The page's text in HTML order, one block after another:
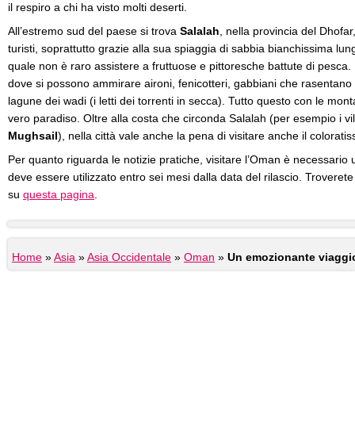
il respiro a chi ha visto molti deserti.
All’estremo sud del paese si trova Salalah , nella provincia del
turisti, soprattutto grazie alla sua spiaggia di sabbia bianchissima
quale non è raro assistere a fruttuose e pittoresche battute di
dove si possono ammirare aironi, fenicotteri, gabbiani che
lagune dei wadi (i letti dei torrenti in secca). Tutto questo con le
vero paradiso. Oltre alla costa che circonda Salalah (per esempio i
Mughsail), nella città vale anche la pena di visitare anche il
Per quanto riguarda le notizie pratiche, visitare l’Oman è
deve essere utilizzato entro sei mesi dalla data del rilascio. Troverete
su questa pagina
Home »Asia »Asia Occidentale » Oman » Un emozionante